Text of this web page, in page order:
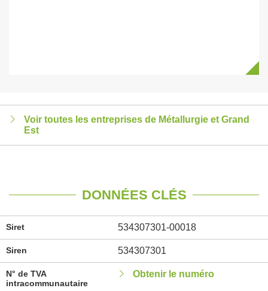
Voir toutes les entreprises de Métallurgie et Grand
Est
DONNÉES CLÉS
Siret 534307301-00018
Siren 534307301
N° de TVA
intracommunautaire
Obtenir le numéro